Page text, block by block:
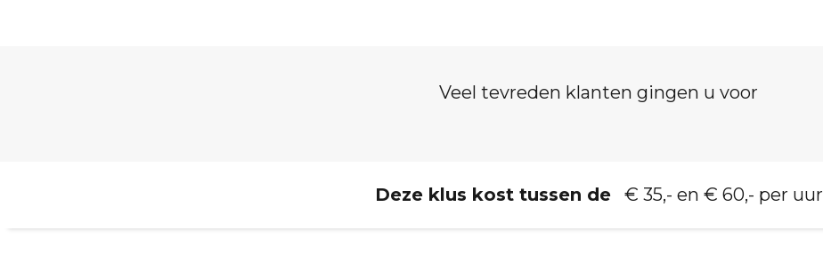
Veel tevreden klanten gingen u voor
Deze klus kost tussen de € 35,- en € 60,- per uur